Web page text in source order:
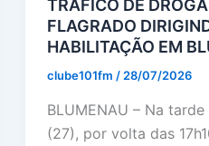
TRÁFICO DE
FLAGRADO
HABILITAÇÃO EM
clube101fm / 28/07/2026
BLUMENAU – Na
(27), por volta das